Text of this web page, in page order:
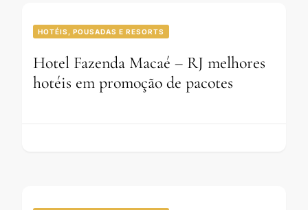
HOTÉIS, POUSADAS E RESORTS
Hotel Fazenda Macaé – RJ melhores
hotéis em promoção de pacotes